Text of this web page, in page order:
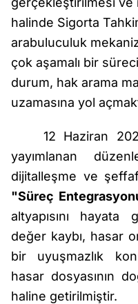
halinde Sigorta
arabuluculuk
çok aşamalı bir
durum, hak arama
uzamasına yol
12 Haziran
yayımlanan
dijitalleşme ve
"Süreç
altyapısını
değer kaybı, hasar
bir uyuşmazlık
hasar dosyasının
haline getirilmiştir.